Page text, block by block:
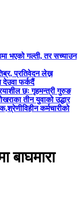
भएको गल्ती, तर सच्याउन
प्रतिवेदन लेख्न
देउवा फर्कदैं
छः गृहमन्त्री गुरुङ
तीन युवाको उद्धार
कर्मचारीको
बाघमारा